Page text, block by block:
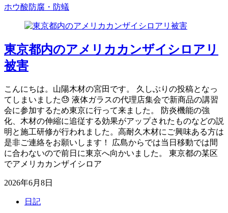
ホウ酸防腐・防蟻
東京都内のアメリカカンザイシロアリ
被害
こんにちは。山陽木材の宮田です。 久しぶりの投稿となっ
てしまいました😓 液体ガラスの代理店集会で新商品の講習
会に参加するため東京に行って来ました。 防炎機能の強
化、木材の伸縮に追従する効果がアップされたものなどの説
明と施工研修が行われました。高耐久木材にご興味ある方は
是非ご連絡をお願いします！ 広島からでは当日移動では間
に合わないので前日に東京へ向かいました。 東京都の某区
でアメリカカンザイシロア
2026年6月8日
日記